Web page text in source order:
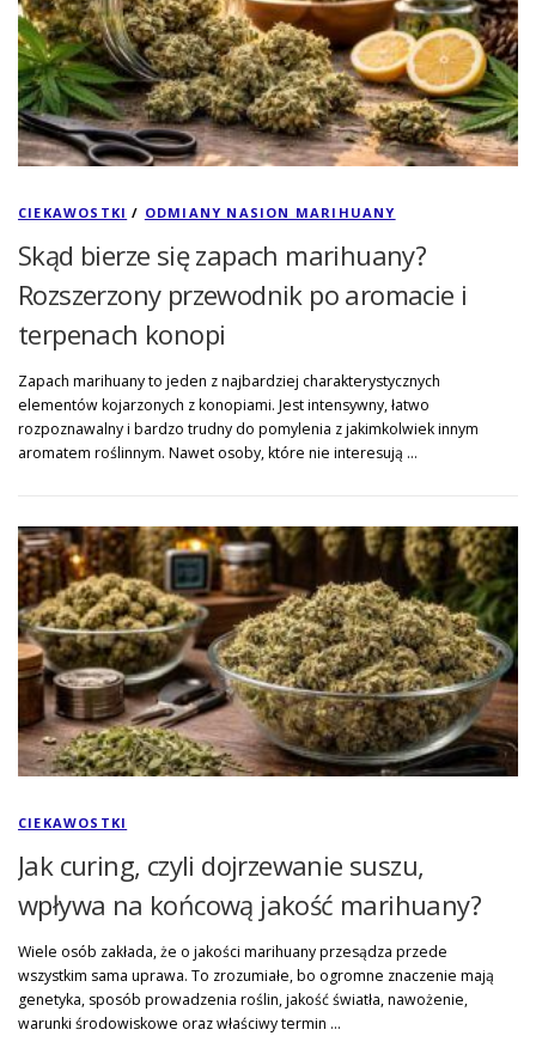
CIEKAWOSTKI / ODMIANY NASION MARIHUANY
Skąd bierze się zapach marihuany?
Rozszerzony przewodnik po aromacie i
terpenach konopi
Zapach marihuany to jeden z najbardziej charakterystycznych
elementów kojarzonych z konopiami. Jest intensywny, łatwo
rozpoznawalny i bardzo trudny do pomylenia z jakimkolwiek innym
aromatem roślinnym. Nawet osoby, które nie interesują …
CIEKAWOSTKI
Jak curing, czyli dojrzewanie suszu,
wpływa na końcową jakość marihuany?
Wiele osób zakłada, że o jakości marihuany przesądza przede
wszystkim sama uprawa. To zrozumiałe, bo ogromne znaczenie mają
genetyka, sposób prowadzenia roślin, jakość światła, nawożenie,
warunki środowiskowe oraz właściwy termin …